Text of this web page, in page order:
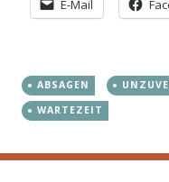
E-Mail
ABSAGEN
WARTEZEIT